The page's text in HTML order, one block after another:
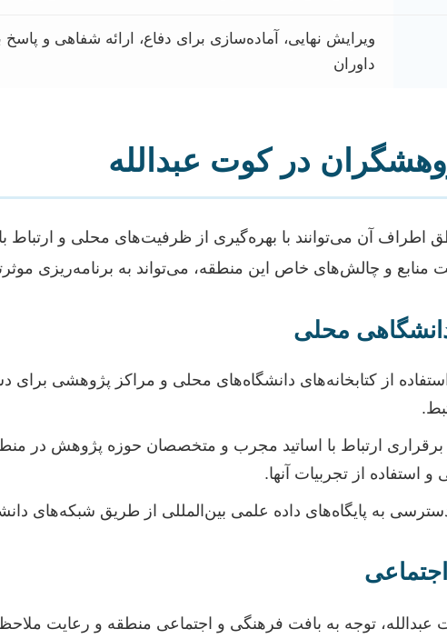
ویرایش نهایی، آماده‌سازی برای دفاع، ارائه شفاهی و
داوران
در کوت عبدالله
اطراف آن می‌توانند با بهره‌گیری از ظرفیت‌های محلی و ارتباط
منابع و چالش‌های خاص این منطقه، می‌تواند به برنامه‌ریزی
دانشگاهی محلی
استفاده از کتابخانه‌های دانشگاه‌های محلی و مراکز پژوهشی برای
برقراری ارتباط با اساتید مجرب و متخصصان حوزه پژوهش در
استفاده از تجربیات آنها.
به پایگاه‌های داده علمی بین‌المللی از طریق شبکه‌های
عبدالله، توجه به بافت فرهنگی و اجتماعی منطقه و رعایت